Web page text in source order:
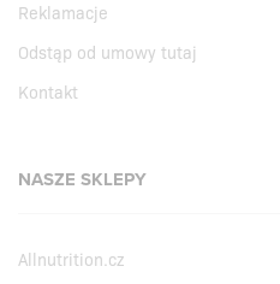
Reklamacje
Odstąp od umowy tutaj
Kontakt
NASZE SKLEPY
Allnutrition.cz